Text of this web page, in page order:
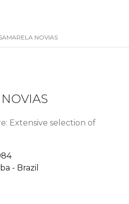
NOVIAS
Extensive selection of
- Brazil